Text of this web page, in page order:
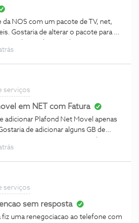
Gostaria de alterar o pacote para o
aderir online recebo o seguinte
que já tem, como especificado nos
seu contrato em vigencia." Já
24 meses de fidelização, portanto
contrato com a NOS ou é possível
serviços
em NET com Fatura
adicionar Plafond Net Movel apenas
de adicionar alguns GB de
pacote mas apenas no mes de
em ferias e nao estou em casa.
serviços
sem resposta
fiz uma renegociacao ao telefone com